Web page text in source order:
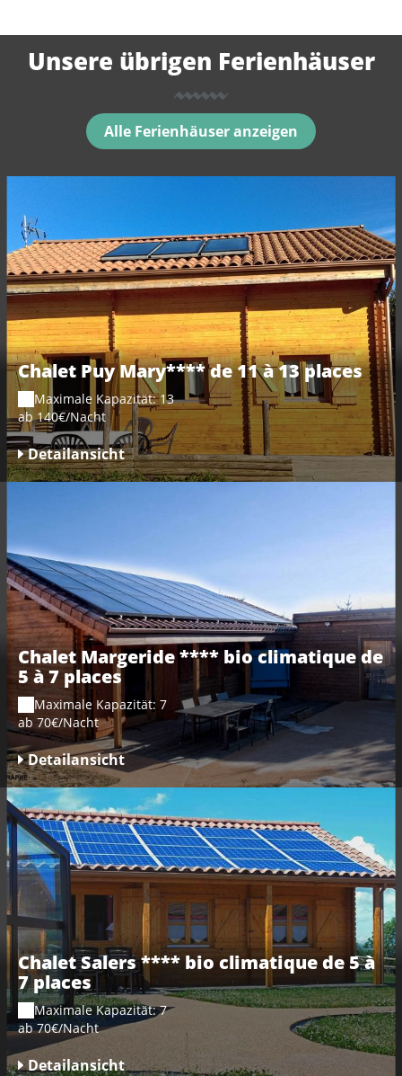
Unsere übrigen Ferienhäuser
Alle Ferienhäuser anzeigen
Chalet Puy Mary**** de 11 à 13 places
Maximale Kapazität: 13
ab 140€/Nacht
Detailansicht
Chalet Margeride **** bio climatique de
5 à 7 places
Maximale Kapazität: 7
ab 70€/Nacht
Detailansicht
Chalet Salers **** bio climatique de 5 à
7 places
Maximale Kapazität: 7
ab 70€/Nacht
Detailansicht